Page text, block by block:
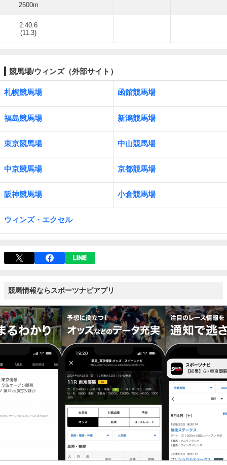
2500m
2:40.6
(11.3)
競馬場/ウィンズ（外部サイト）
札幌競馬場 函館競馬場
福島競馬場 新潟競馬場
東京競馬場 中山競馬場
中京競馬場 京都競馬場
阪神競馬場 小倉競馬場
ウィンズ・エクセル
競馬情報ならスポーツナビアプリ